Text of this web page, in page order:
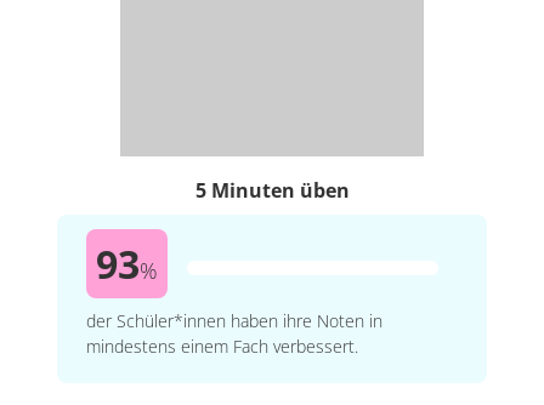
5 Minuten üben
93%
der Schüler*innen haben ihre Noten in
mindestens einem Fach verbessert.